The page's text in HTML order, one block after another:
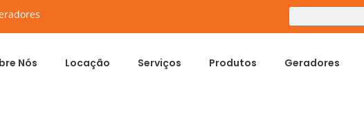
Nós Locação Serviços Produtos Geradores